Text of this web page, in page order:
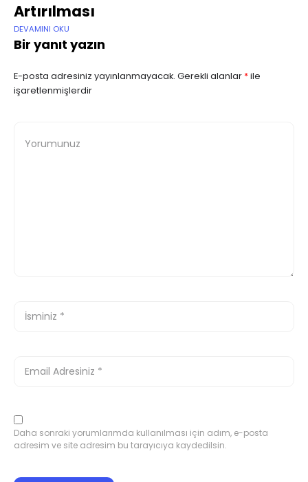
Artırılması
DEVAMINI OKU
Bir yanıt yazın
E-posta adresiniz yayınlanmayacak. Gerekli alanlar *ile
işaretlenmişlerdir
Daha sonraki yorumlarımda kullanılması için adım, e-posta
adresim ve site adresim bu tarayıcıya kaydedilsin.